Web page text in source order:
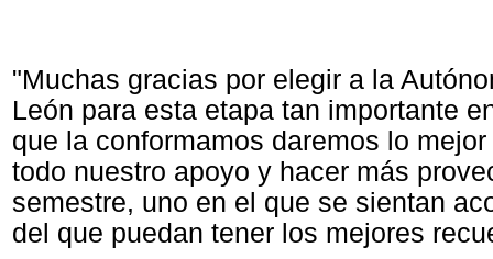
"Muchas gracias por elegir a la
León para esta etapa tan importante
que la conformamos daremos lo
todo nuestro apoyo y hacer más
semestre, uno en el que se sientan
del que puedan tener los mejores